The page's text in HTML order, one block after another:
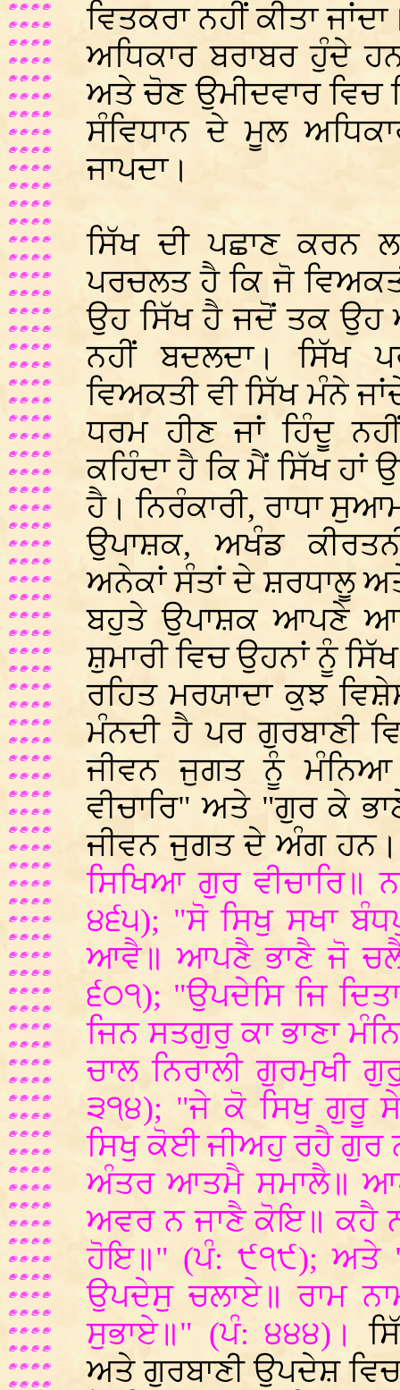
ਵਿਤਕਰਾ ਨਹੀਂ ਕੀਤਾ
ਅਧਿਕਾਰ ਬਰਾਬਰ ਹੁੰਦੇ
ਅਤੇ ਚੋਣ ਉਮੀਦਵਾਰ ਵਿਚ
ਸੰਵਿਧਾਨ ਦੇ ਮੂਲ
ਜਾਪਦਾ।
ਸਿੱਖ ਦੀ ਪਛਾਣ ਕਰਨ
ਪਰਚਲਤ ਹੈ ਕਿ ਜੋ
ਉਹ ਸਿੱਖ ਹੈ ਜਦੋਂ ਤਕ ਉਹ
ਨਹੀਂ ਬਦਲਦਾ। ਸਿੱਖ
ਵਿਅਕਤੀ ਵੀ ਸਿੱਖ ਮੰਨੇ
ਧਰਮ ਹੀਣ ਜਾਂ ਹਿੰਦੂ
ਕਹਿੰਦਾ ਹੈ ਕਿ ਮੈਂ ਸਿੱਖ ਹਾਂ
ਹੈ। ਨਿਰੰਕਾਰੀ, ਰਾਧਾ
ਉਪਾਸ਼ਕ, ਅਖੰਡ
ਅਨੇਕਾਂ ਸੰਤਾਂ ਦੇ ਸ਼ਰਧਾਲੂ
ਬਹੁਤੇ ਉਪਾਸ਼ਕ ਆਪਣੇ
ਸ਼ੁਮਾਰੀ ਵਿਚ ਉਹਨਾਂ ਨੂੰ
ਰਹਿਤ ਮਰਯਾਦਾ ਕੁਝ
ਮੰਨਦੀ ਹੈ ਪਰ ਗੁਰਬਾਣੀ
ਜੀਵਨ ਜੁਗਤ ਨੂੰ
ਵੀਚਾਰਿ" ਅਤੇ "ਗੁਰ ਕੇ
ਜੀਵਨ ਜੁਗਤ ਦੇ ਅੰਗ ਹਨ।
ਸਿਖਿਆ ਗੁਰ ਵੀਚਾਰਿ॥
੪੬੫); "ਸੋ ਸਿਖੁ ਸਖਾ
ਆਵੈ॥ ਆਪਣੈ ਭਾਣੈ ਜੋ ਚਲੈ
੬੦੧); "ਉਪਦੇਸਿ ਜਿ
ਜਿਨ ਸਤਗੁਰੁ ਕਾ ਭਾਣਾ
ਚਾਲ ਨਿਰਾਲੀ ਗੁਰਮੁਖੀ
੩੧੪); "ਜੇ ਕੋ ਸਿਖੁ ਗੁਰੂ
ਸਿਖੁ ਕੋਈ ਜੀਅਹੁ ਰਹੈ ਗੁਰ
ਅੰਤਰ ਆਤਮੈ ਸਮਾਲੈ॥
ਅਵਰ ਨ ਜਾਣੈ ਕੋਇ॥ ਕਹੈ
ਹੋਇ॥" (ਪੰ: ੯੧੯); ਅਤੇ
ਉਪਦੇਸੁ ਚਲਾਏ॥ ਰਾਮ
ਸੁਭਾਏ॥" (ਪੰ: ੪੪੪)।
ਅਤੇ ਗੁਰਬਾਣੀ ਉਪਦੇਸ਼